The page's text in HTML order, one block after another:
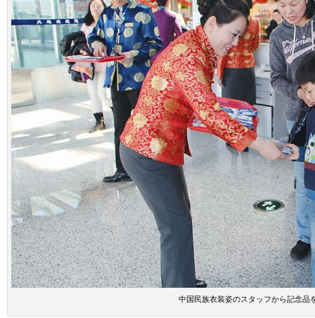
中国民族衣装姿のスタッフから記念品